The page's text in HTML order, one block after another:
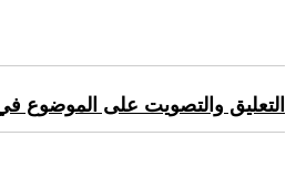
التعليق والتصويت على الموضوع